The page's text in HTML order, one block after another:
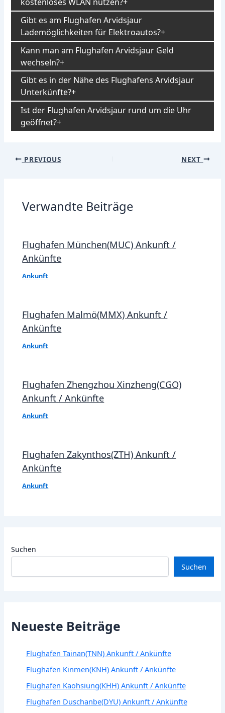
Gibt es am Flughafen Arvidsjaur
Lademöglichkeiten für Elektroautos?
Kann man am Flughafen Arvidsjaur Geld
wechseln?
Gibt es in der Nähe des Flughafens Arvidsjaur
Unterkünfte?
Ist der Flughafen Arvidsjaur rund um die Uhr
geöffnet?
Post
PREVIOUS NEXT
Verwandte Beiträge
Flughafen München(MUC) Ankunft /
Ankünfte
Ankunft
Flughafen Malmö(MMX) Ankunft /
Ankünfte
Ankunft
Flughafen Zhengzhou Xinzheng(CGO)
Ankunft / Ankünfte
Ankunft
Flughafen Zakynthos(ZTH) Ankunft /
Ankünfte
Ankunft
Suchen
Suchen
Neueste Beiträge
Flughafen Tainan(TNN) Ankunft / Ankünfte
Flughafen Kinmen(KNH) Ankunft / Ankünfte
Flughafen Kaohsiung(KHH) Ankunft / Ankünfte
Flughafen Duschanbe(DYU) Ankunft / Ankünfte